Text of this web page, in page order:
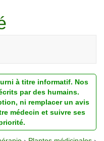
à titre informatif. Nos
par des humains.
ni remplacer un avis
médecin et suivre ses